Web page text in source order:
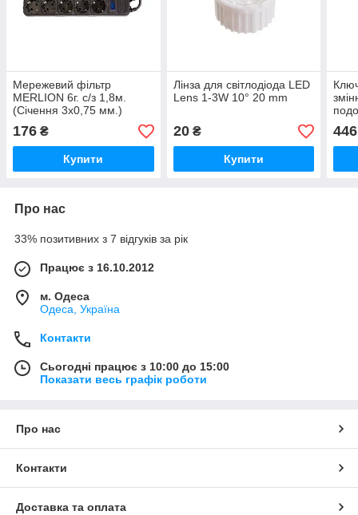
Мережевий фільтр
MERLION 6г. с/з 1,8м.
(Січення 3х0,75 мм.)
чорний
176 ₴
Купити
Лінза для світлодіода LED
Lens 1-3W 10° 20 mm
20₴
Купити
446
Про нас
33% позитивних з 7 відгуків за рік
Працює з 16.10.2012
м. Одеса
Одеса, Україна
Контакти
Сьогодні працює з 10:00 до 15:00
Показати весь графік роботи
Про нас
Контакти
Доставка та оплата